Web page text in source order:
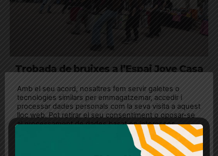
Trobada de bruixes a l’Espai Jove Casa
Una jornada de memòria històrica en honor a les
Trementinaires i Metzineres de Catalunya
Amb el seu acord, nosaltres fem servir galetes o
tecnologies similars per emmagatzemar, accedir i
processar dades personals com la seva visita a aquest
lloc web. Pot retirar el seu consentiment o oposar-se
al processament de dades basat en interessos
legítims en qualsevol moment fent clic a "Ajustos de
cookies" o a la nostra Política de privacitat en aquest
lloc web. Si cliques "acceptar" dones el teu